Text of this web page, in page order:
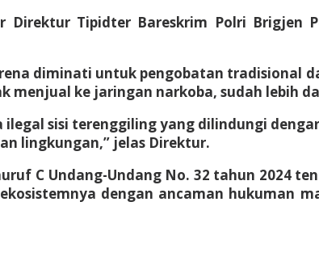
Tipidter Bareskrim Polri Brigjen
diminati untuk pengobatan tradisional
menjual ke jaringan narkoba, sudah lebih
sisi terenggiling yang dilindungi
lingkungan,” jelas Direktur.
C Undang-Undang No. 32 tahun 2024
dengan ancaman hukuman